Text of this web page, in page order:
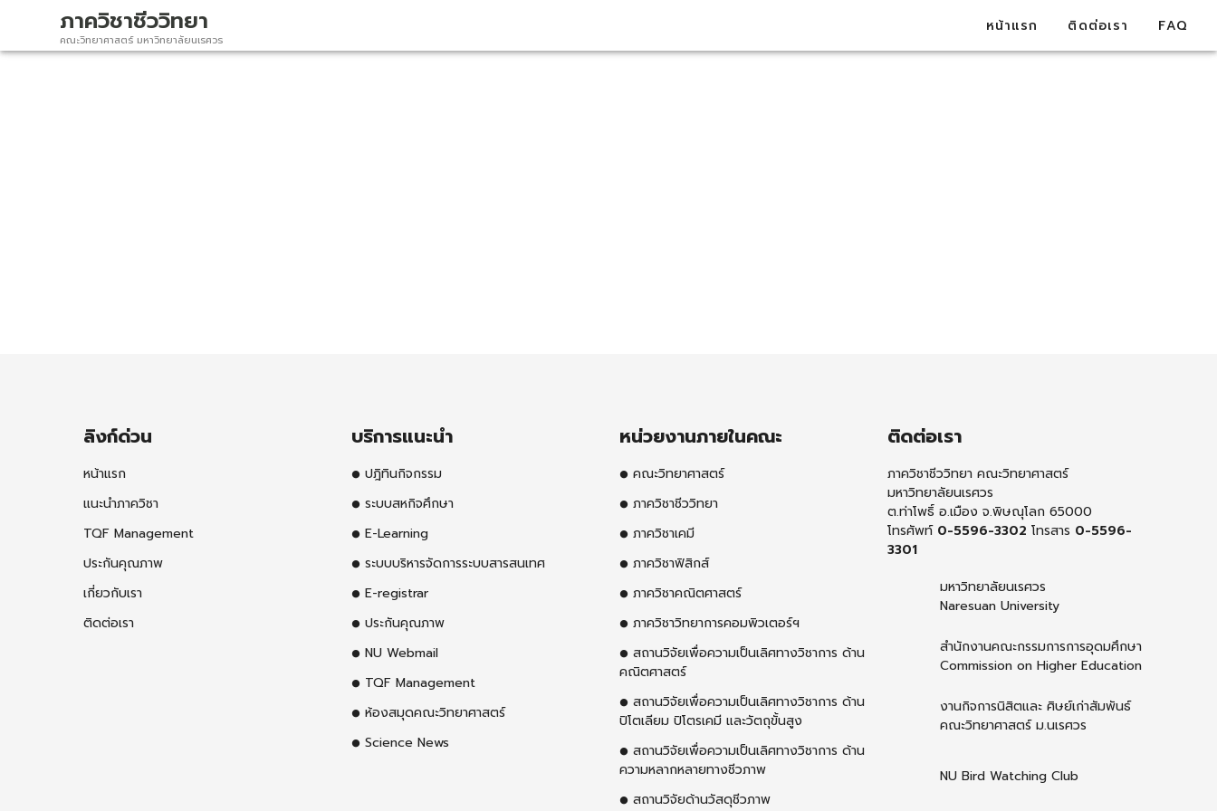
ภาควิชาชีววิทยา
คณะวิทยาศาสตร์ มหาวิทยาลัยนเรศวร
หน้าแรก ติดต่อเรา FAQ
ลิงก์ด่วน
หน้าแรก
แนะนำภาควิชา
TQF Management
ประกันคุณภาพ
เกี่ยวกับเรา
ติดต่อเรา
บริการแนะนำ
ปฎิทินกิจกรรม
ระบบสหกิจศึกษา
E-Learning
ระบบบริหารจัดการระบบสารสนเทศ
E-registrar
ประกันคุณภาพ
NU Webmail
TQF Management
ห้องสมุดคณะวิทยาศาสตร์
Science News
หน่วยงานภายในคณะ
คณะวิทยาศาสตร์
ภาควิชาชีววิทยา
ภาควิชาเคมี
ภาควิชาฟิสิกส์
ภาควิชาคณิตศาสตร์
ภาควิชาวิทยาการคอมพิวเตอร์ฯ
สถานวิจัยเพื่อความเป็นเลิศทางวิชาการ ด้าน
คณิตศาสตร์
สถานวิจัยเพื่อความเป็นเลิศทางวิชาการ ด้าน
ปิโตเลียม ปิโตรเคมี และวัตถุขั้นสูง
สถานวิจัยเพื่อความเป็นเลิศทางวิชาการ ด้าน
ความหลากหลายทางชีวภาพ
สถานวิจัยด้านวัสดุชีวภาพ
ติดต่อเรา
ภาควิชาชีววิทยา คณะวิทยาศาสตร์
มหาวิทยาลัยนเรศวร
ต.ท่าโพธิ์ อ.เมือง จ.พิษณุโลก 65000
โทรศัพท์ 0-5596-3302 โทรสาร 0-5596-
3301
มหาวิทยาลัยนเรศวร
Naresuan University
สำนักงานคณะกรรมการการอุดมศึกษา
Commission on Higher Education
งานกิจการนิสิตและ ศิษย์เก่าสัมพันธ์
คณะวิทยาศาสตร์ ม.นเรศวร
NU Bird Watching Club